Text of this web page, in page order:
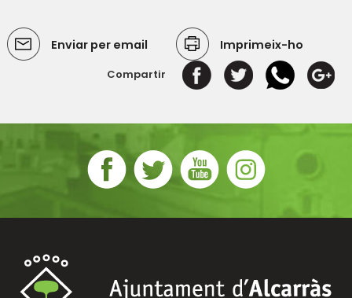
Enviar per email Imprimeix-ho
Compartir